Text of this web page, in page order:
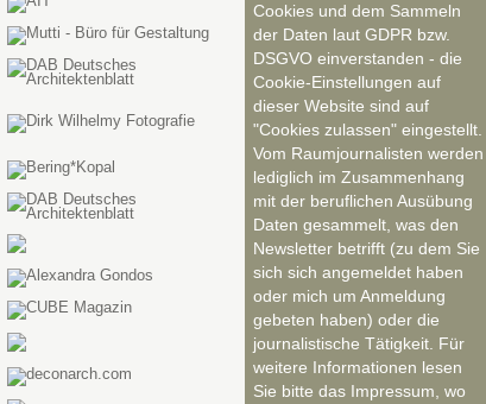
Cookies und dem Sammeln
der Daten laut GDPR bzw.
DSGVO einverstanden - die
Cookie-Einstellungen auf
dieser Website sind auf
"Cookies zulassen" eingestellt.
Vom Raumjournalisten werden
lediglich im Zusammenhang
mit der beruflichen Ausübung
Daten gesammelt, was den
Newsletter betrifft (zu dem Sie
sich sich angemeldet haben
oder mich um Anmeldung
gebeten haben) oder die
journalistische Tätigkeit. Für
weitere Informationen lesen
Sie bitte das Impressum, wo